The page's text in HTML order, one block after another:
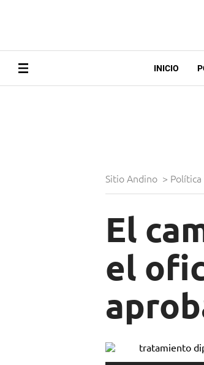
INICIO
Sitio Andino > Política
El
el